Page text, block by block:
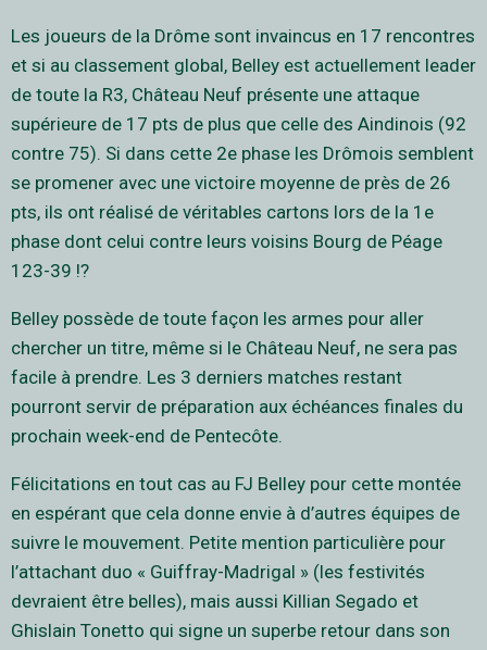
Les joueurs de la Drôme sont invaincus en 17 rencontres
et si au classement global, Belley est actuellement leader
de toute la R3, Château Neuf présente une attaque
supérieure de 17 pts de plus que celle des Aindinois (92
contre 75). Si dans cette 2e phase les Drômois semblent
se promener avec une victoire moyenne de près de 26
pts, ils ont réalisé de véritables cartons lors de la 1e
phase dont celui contre leurs voisins Bourg de Péage
123-39 !?
Belley possède de toute façon les armes pour aller
chercher un titre, même si le Château Neuf, ne sera pas
facile à prendre. Les 3 derniers matches restant
pourront servir de préparation aux échéances finales du
prochain week-end de Pentecôte.
Félicitations en tout cas au FJ Belley pour cette montée
en espérant que cela donne envie à d’autres équipes de
suivre le mouvement. Petite mention particulière pour
l’attachant duo « Guiffray-Madrigal » (les festivités
devraient être belles), mais aussi Killian Segado et
Ghislain Tonetto qui signe un superbe retour dans son